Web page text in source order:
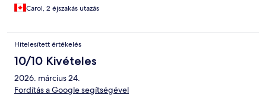
Carol, 2 éjszakás utazás
Hitelesített értékelés
10/10 Kivételes
2026. március 24.
Fordítás a Google segítségével